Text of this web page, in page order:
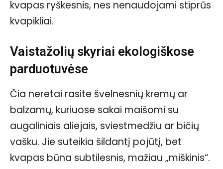
kvapas ryškesnis, nes nenaudojami stiprūs
kvapikliai.
Vaistažolių skyriai ekologiškose
parduotuvėse
Čia neretai rasite švelnesnių kremų ar
balzamų, kuriuose sakai maišomi su
augaliniais aliejais, sviestmedžiu ar bičių
vašku. Jie suteikia šildantį pojūtį, bet
kvapas būna subtilesnis, mažiau „miškinis“.